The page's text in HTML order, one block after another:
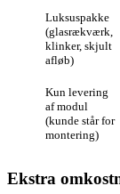
Luksuspakke
(glasrækværk,
klinker, skjult
afløb)
Kun levering
af modul
(kunde står for
montering)
Ekstra